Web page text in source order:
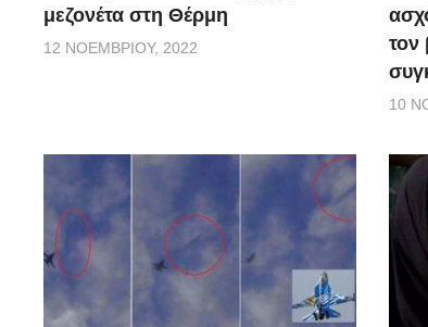
μεζονέτα στη Θέρμη
12 ΝΟΕΜΒΡΊΟΥ, 2022
τον
10